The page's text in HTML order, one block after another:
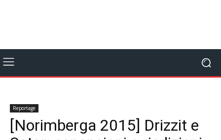
Reportage
[Norimberga 2015] Drizzit e